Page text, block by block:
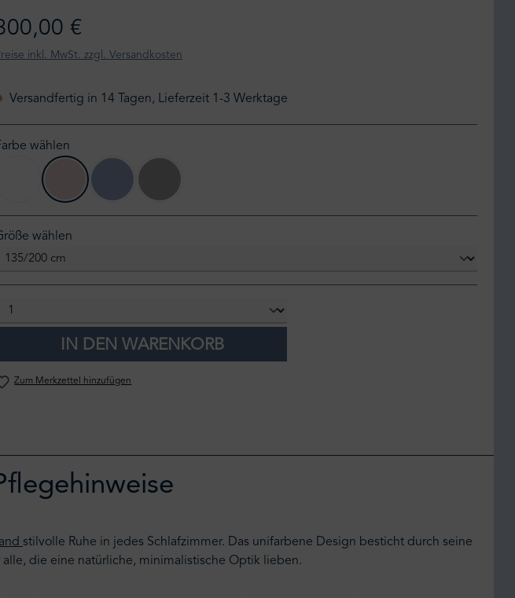
€
inkl. MwSt. zzgl. Versandkosten
Versandfertig in 14 Tagen, Lieferzeit 1-3 Werktage
wählen
blanc rose bleu gris
wählen
IN DEN WARENKORB
Zum Merkzettel hinzufügen
stilvolle Ruhe in jedes Schlafzimmer. Das unifarbene Design besticht durch seine
die eine natürliche, minimalistische Optik lieben.